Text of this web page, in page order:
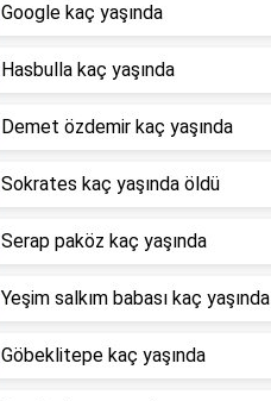
Google kaç yaşında
Hasbulla kaç yaşında
Demet özdemir kaç yaşında
Sokrates kaç yaşında öldü
Serap paköz kaç yaşında
Yeşim salkım babası kaç yaşında
Göbeklitepe kaç yaşında